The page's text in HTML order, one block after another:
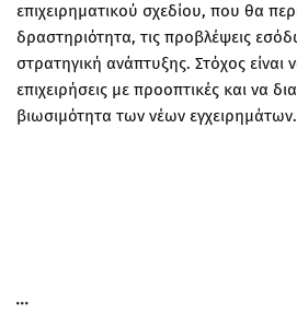
επιχειρηματικού σχεδίου, που θα
δραστηριότητα, τις προβλέψεις
στρατηγική ανάπτυξης. Στόχος είναι
επιχειρήσεις με προοπτικές και να
βιωσιμότητα των νέων εγχειρημάτων.